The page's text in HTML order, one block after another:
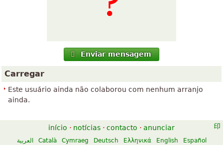
Enviar mensagem
Carregar
Este usuário ainda não colaborou com nenhum arranjo
ainda.
início · notícias · contacto · anunciar
العربية Català Cymraeg Deutsch Ελληνικά English
Español